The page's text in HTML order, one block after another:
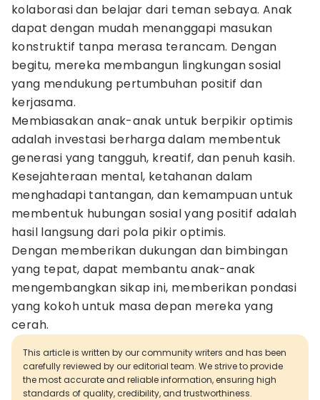
kolaborasi dan belajar dari teman sebaya. Anak
dapat dengan mudah menanggapi masukan
konstruktif tanpa merasa terancam. Dengan
begitu, mereka membangun lingkungan sosial
yang mendukung pertumbuhan positif dan
kerjasama.
Membiasakan anak-anak untuk berpikir optimis
adalah investasi berharga dalam membentuk
generasi yang tangguh, kreatif, dan penuh kasih.
Kesejahteraan mental, ketahanan dalam
menghadapi tantangan, dan kemampuan untuk
membentuk hubungan sosial yang positif adalah
hasil langsung dari pola pikir optimis.
Dengan memberikan dukungan dan bimbingan
yang tepat, dapat membantu anak-anak
mengembangkan sikap ini, memberikan pondasi
yang kokoh untuk masa depan mereka yang
cerah.
This article is written by our community writers and has been
carefully reviewed by our editorial team. We strive to provide
the most accurate and reliable information, ensuring high
standards of quality, credibility, and trustworthiness.